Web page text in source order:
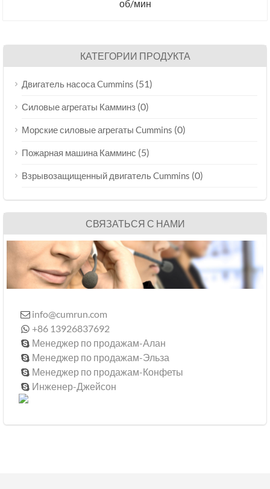
об/мин
КАТЕГОРИИ ПРОДУКТА
Двигатель насоса Cummins (51)
Силовые агрегаты Камминз (0)
Морские силовые агрегаты Cummins (0)
Пожарная машина Камминс (5)
Взрывозащищенный двигатель Cummins (0)
СВЯЗАТЬСЯ С НАМИ
 info@cumrun.com
 +86 13926837692
 Менеджер по продажам-Алан
 Менеджер по продажам-Эльза
 Менеджер по продажам-Конфеты
 Инженер-Джейсон